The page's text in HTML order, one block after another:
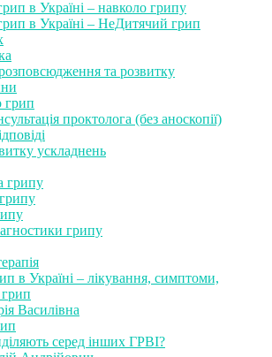
в Україні – навколо грипу
в Україні – НеДитячий грип
та розвитку
грип
проктолога (без аноскопії)
ускладнень
грипу
грипу
в Україні – лікування, симптоми,
Василівна
серед інших ГРВІ?